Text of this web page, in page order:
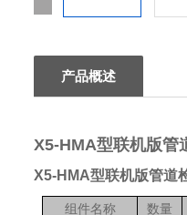
产品概述
X5-HMA型联机版管
X5-HMA型联机版管道
组件名称 数量